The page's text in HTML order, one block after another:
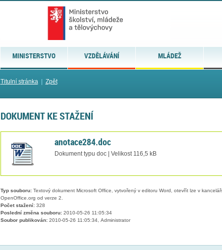
MINISTERSTVO VZDĚLÁVÁNÍ MLÁDEŽ
Titulní stránka| Zpět
DOKUMENT KE STAŽENÍ
anotace284.doc
Dokument typu doc | Velikost 116,5 kB
Typ souboru:Textový dokument Microsoft Office, vytvořený v editoru Word, otevřít lze v
OpenOffice.org od verze 2.
Počet stažení:328
Poslední změna souboru:2010-05-26 11:05:34
Soubor publikován:2010-05-26 11:05:34, Administrator